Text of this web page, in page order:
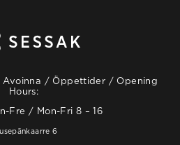
Avoinna / Öppettider / Opening
Hours:
Fre / Mon-Fri 8 – 16
6